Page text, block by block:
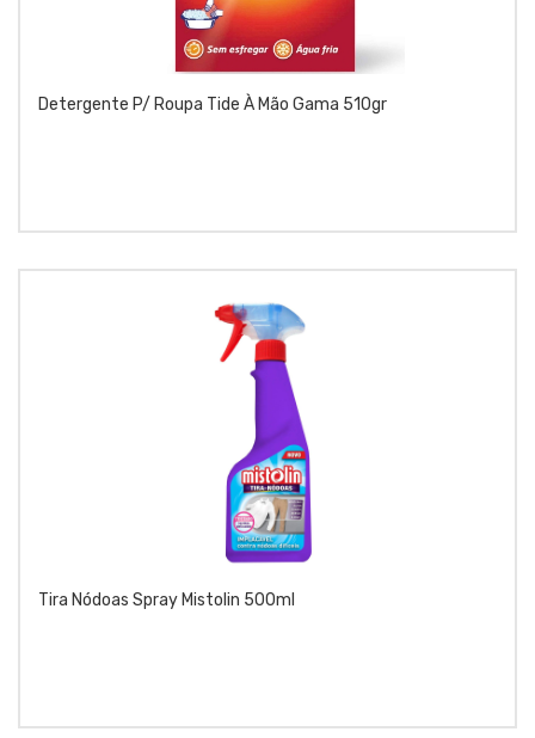
Detergente P/ Roupa Tide À Mão Gama 510gr
Tira Nódoas Spray Mistolin 500ml